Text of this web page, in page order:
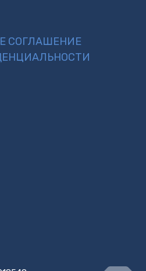
СОГЛАШЕНИЕ